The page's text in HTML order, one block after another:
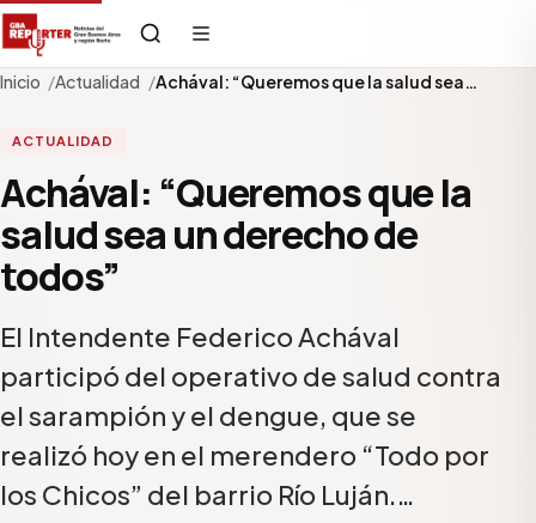
Inicio Actualidad Achával: “Queremos que la salud sea…
ACTUALIDAD
Achával: “Queremos que la
salud sea un derecho de
todos”
El Intendente Federico Achával
participó del operativo de salud contra
el sarampión y el dengue, que se
realizó hoy en el merendero “Todo por
los Chicos” del barrio Río Luján.…